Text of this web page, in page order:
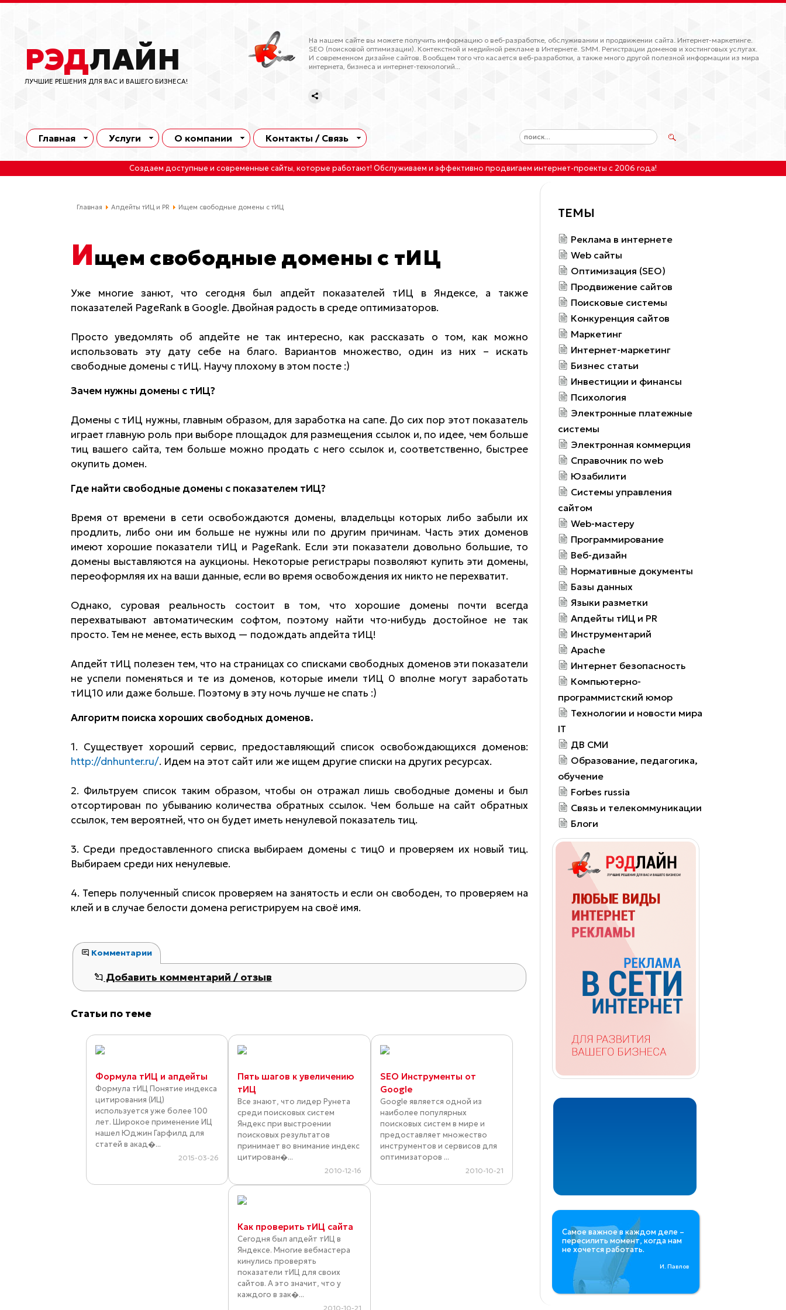
РЭДЛАЙН
ЛУЧШИЕ РЕШЕНИЯ ДЛЯ ВАС И ВАШЕГО БИЗНЕСА!
На нашем сайте вы можете получить информацию о веб-разработке, обслуживании и продвижении сайта. Интернет-маркетинге.
SEO (поисковой оптимизации). Контекстной и медийной рекламе в Интернете. SMM. Регистрации доменов и хостинговых услугах.
И современном дизайне сайтов. Вообщем того что касается веб-разработки, а также много другой полезной информации из мира
интернета, бизнеса и интернет-технологий...
Главная Услуги О компании Контакты / Связь
Создаем доступные и современные сайты, которые работают! Обслуживаем и эффективно продвигаем интернет-проекты с 2006 года!
Главная Апдейты тИЦ и PR Ищем свободные домены с тИЦ
Ищем свободные домены с тИЦ
Уже многие занют, что сегодня был апдейт показателей тИЦ в Яндексе, а также
показателей PageRank в Google. Двойная радость в среде оптимизаторов.
Просто уведомлять об апдейте не так интересно, как рассказать о том, как можно
использовать эту дату себе на благо. Вариантов множество, один из них – искать
свободные домены с тИЦ. Научу плохому в этом посте :)
Зачем нужны домены с тИЦ?
Домены с тИЦ нужны, главным образом, для заработка на сапе. До сих пор этот показатель
играет главную роль при выборе площадок для размещения ссылок и, по идее, чем больше
тиц вашего сайта, тем больше можно продать с него ссылок и, соответственно, быстрее
окупить домен.
Где найти свободные домены с показателем тИЦ?
Время от времени в сети освобождаются домены, владельцы которых либо забыли их
продлить, либо они им больше не нужны или по другим причинам. Часть этих доменов
имеют хорошие показатели тИЦ и PageRank. Если эти показатели довольно большие, то
домены выставляются на аукционы. Некоторые регистрары позволяют купить эти домены,
переоформляя их на ваши данные, если во время освобождения их никто не перехватит.
Однако, суровая реальность состоит в том, что хорошие домены почти всегда
перехватывают автоматическим софтом, поэтому найти что-нибудь достойное не так
просто. Тем не менее, есть выход — подождать апдейта тИЦ!
Апдейт тИЦ полезен тем, что на страницах со списками свободных доменов эти показатели
не успели поменяться и те из доменов, которые имели тИЦ 0 вполне могут заработать
тИЦ10 или даже больше. Поэтому в эту ночь лучше не спать :)
Алгоритм поиска хороших свободных доменов.
1. Существует хороший сервис, предоставляющий список освобождающихся доменов:
http://dnhunter.ru/. Идем на этот сайт или же ищем другие списки на других ресурсах.
2. Фильтруем список таким образом, чтобы он отражал лишь свободные домены и был
отсортирован по убыванию количества обратных ссылок. Чем больше на сайт обратных
ссылок, тем вероятней, что он будет иметь ненулевой показатель тиц.
3. Среди предоставленного списка выбираем домены с тиц0 и проверяем их новый тиц.
Выбираем среди них ненулевые.
4. Теперь полученный список проверяем на занятость и если он свободен, то проверяем на
клей и в случае белости домена регистрируем на своё имя.
Комментарии
Добавить комментарий / отзыв
Статьи по теме
Формула тИЦ и апдейты
Формула тИЦ Понятие индекса
цитирования (ИЦ)
используется уже более 100
лет. Широкое применение ИЦ
нашел Юджин Гарфилд для
статей в акад�...
2015-03-26
Пять шагов к увеличению
тИЦ
Все знают, что лидер Рунета
среди поисковых систем
Яндекс при выстроении
поисковых результатов
принимает во внимание индекс
цитирован�...
2010-12-16
SEO Инструменты от
Google
Google является одной из
наиболее популярных
поисковых систем в мире и
предоставляет множество
инструментов и сервисов для
оптимизаторов ...
2010-10-21
Как проверить тИЦ сайта
Сегодня был апдейт тИЦ в
Яндексе. Многие вебмастера
кинулись проверять
показатели тИЦ для своих
сайтов. А это значит, что у
каждого в зак�...
2010-10-21
ТЕМЫ
Реклама в интернете
Web сайты
Оптимизация (SEO)
Продвижение сайтов
Поисковые системы
Конкуренция сайтов
Маркетинг
Интернет-маркетинг
Бизнес статьи
Инвестиции и финансы
Психология
Электронные платежные
системы
Электронная коммерция
Справочник по web
Юзабилити
Системы управления
сайтом
Web-мастеру
Программирование
Веб-дизайн
Нормативные документы
Базы данных
Языки разметки
Апдейты тИЦ и PR
Инструментарий
Apache
Интернет безопасность
Компьютерно-
программистский юмор
Технологии и новости мира
IT
ДВ СМИ
Образование, педагогика,
обучение
Forbes russia
Связь и телекоммуникации
Блоги
Самое важное в каждом деле –
пересилить момент, когда нам
не хочется работать.
И. Павлов